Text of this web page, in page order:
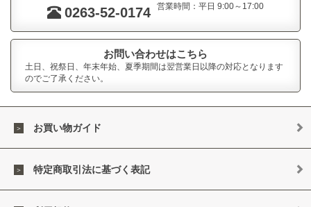
0263-52-0174 営業時間：平日 9:00～17:00
お問い合わせはこちら
土日、祝祭日、年末年始、夏季期間は翌営業日以降の対応となります
のでご了承ください。
お買い物ガイド
特定商取引法に基づく表記